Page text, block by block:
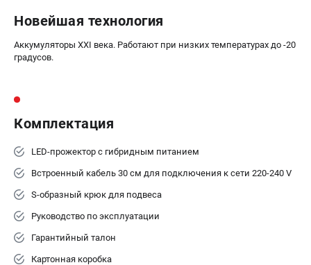
Гайковерты
Лобзики
Префораторы
Реноваторы
Шлифмашины угловые
Шуруповерты
АКСЕССУАРЫ
Аккумуляторные батареи
Новейшая технология
Аккумуляторы XXI века. Работают при низких температурах до -20
градусов.
Комплектация
LED-прожектор с гибридным питанием
Встроенный кабель 30 см для подключения к сети 220-240 V
S-образный крюк для подвеса
Руководство по эксплуатации
Гарантийный талон
Картонная коробка